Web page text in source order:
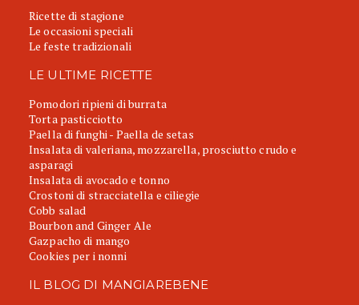
Ricette di stagione
Le occasioni speciali
Le feste tradizionali
LE ULTIME RICETTE
Pomodori ripieni di burrata
Torta pasticciotto
Paella di funghi - Paella de setas
Insalata di valeriana, mozzarella, prosciutto crudo e
asparagi
Insalata di avocado e tonno
Crostoni di stracciatella e ciliegie
Cobb salad
Bourbon and Ginger Ale
Gazpacho di mango
Cookies per i nonni
IL BLOG DI MANGIAREBENE